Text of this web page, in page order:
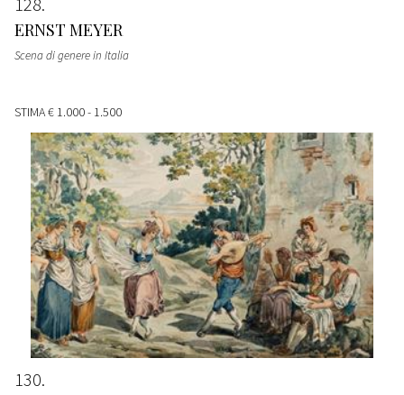
ERNST MEYER
Scena di genere in Italia
STIMA€ 1.000 - 1.500
130